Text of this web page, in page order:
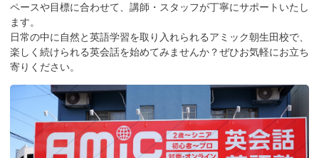
ペースや目標に合わせて、講師・スタッフが丁寧にサポートいたし
ます。
日常の中に自然と英語学習を取り入れられるアミック朝生田校で、
楽しく続けられる英会話を始めてみませんか？ぜひお気軽にお立ち
寄りください。